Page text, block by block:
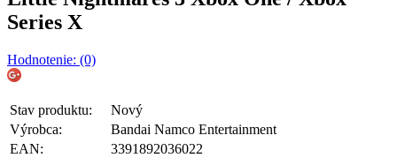
Series X
Hodnotenie: (0)
Stav produktu:
Nový
Výrobca:
Bandai Namco Entertainment
EAN:
3391892036022